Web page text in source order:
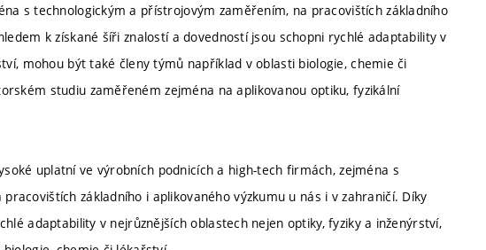
s technologickým a přístrojovým zaměřením, na pracovištích základního
k získané šíři znalostí a dovedností jsou schopni rychlé adaptability v
mohou být také členy týmů například v oblasti biologie, chemie či
studiu zaměřeném zejména na aplikovanou optiku, fyzikální
uplatní ve výrobních podnicích a high-tech firmách, zejména s
základního i aplikovaného výzkumu u nás i v zahraničí. Díky
adaptability v nejrůznějších oblastech nejen optiky, fyziky a inženýrství,